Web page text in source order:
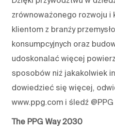
zrównoważonego rozwoju i
klientom z branży
konsumpcyjnych oraz
udoskonalać więcej
sposobów niż jakakolwiek
dowiedzieć się więcej,
www.ppg.com i śledź @PPG
The PPG Way 2030